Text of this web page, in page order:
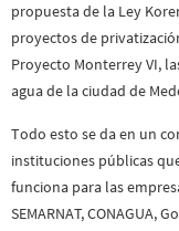
propuesta de la Ley
proyectos de
Proyecto Monterrey VI,
agua de la ciudad de
Todo esto se da en un
instituciones públicas
funciona para las
SEMARNAT, CONAGUA,